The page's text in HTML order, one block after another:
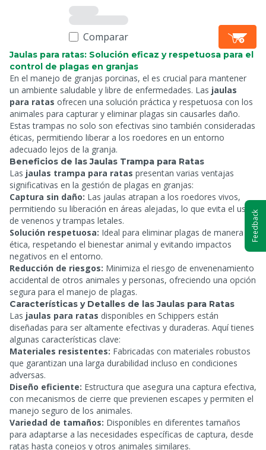
Comparar
Jaulas para ratas: Solución eficaz y respetuosa para el
control de plagas en granjas
En el manejo de granjas porcinas, el es crucial para mantener
un ambiente saludable y libre de enfermedades. Las jaulas
para ratas ofrecen una solución práctica y respetuosa con los
animales para capturar y eliminar plagas sin causarles daño.
Estas trampas no solo son efectivas sino también consideradas
éticas, permitiendo liberar a los roedores en un entorno
adecuado lejos de la granja.
Beneficios de las Jaulas Trampa para Ratas
Las jaulas trampa para ratas presentan varias ventajas
significativas en la gestión de plagas en granjas:
Captura sin daño: Las jaulas atrapan a los roedores vivos,
permitiendo su liberación en áreas alejadas, lo que evita el uso
de venenos y trampas letales.
Solución respetuosa: Ideal para eliminar plagas de manera
ética, respetando el bienestar animal y evitando impactos
negativos en el entorno.
Reducción de riesgos: Minimiza el riesgo de envenenamiento
accidental de otros animales y personas, ofreciendo una opción
segura para el manejo de plagas.
Características y Detalles de las Jaulas para Ratas
Las jaulas para ratas disponibles en Schippers están
diseñadas para ser altamente efectivas y duraderas. Aquí tienes
algunas características clave:
Materiales resistentes: Fabricadas con materiales robustos
que garantizan una larga durabilidad incluso en condiciones
adversas.
Diseño eficiente: Estructura que asegura una captura efectiva,
con mecanismos de cierre que previenen escapes y permiten el
manejo seguro de los animales.
Variedad de tamaños: Disponibles en diferentes tamaños
para adaptarse a las necesidades específicas de captura, desde
ratas hasta conejos y otros animales similares.
Feedback